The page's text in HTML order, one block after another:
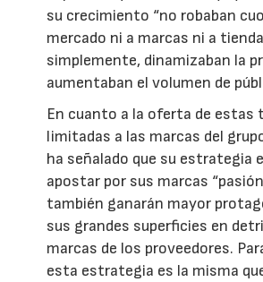
su crecimiento “no robaban
mercado ni a marcas ni a
simplemente, dinamizaban la
aumentaban el volumen de
En cuanto a la oferta de estas
limitadas a las marcas del
ha señalado que su estrategia
apostar por sus marcas
también ganarán mayor
sus grandes superficies en
marcas de los proveedores.
esta estrategia es la misma